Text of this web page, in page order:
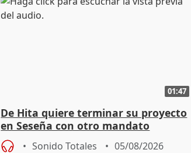
01:47
De Hita quiere terminar su proyecto
en Seseña con otro mandato
Sonido Totales 05/08/2026